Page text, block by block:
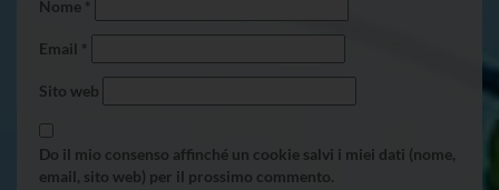
Nome *
Email *
Sito web
Do il mio consenso affinché un cookie salvi i miei dati (nome,
email, sito web) per il prossimo commento.